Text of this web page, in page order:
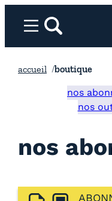
Menurechercher
accueil boutique
nos
nos
nos